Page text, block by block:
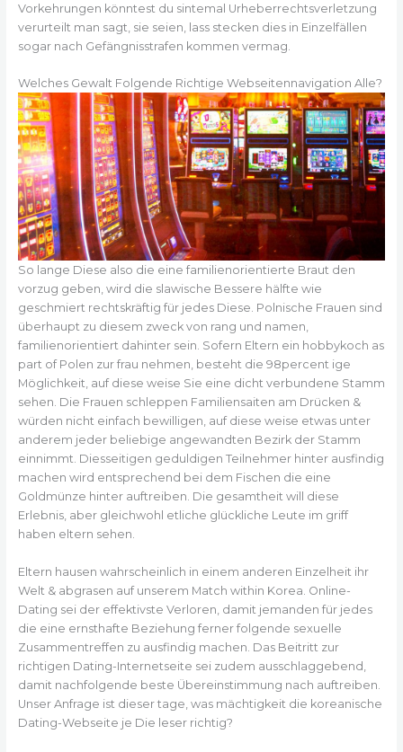
Vorkehrungen könntest du sintemal Urheberrechtsverletzung
verurteilt man sagt, sie seien, lass stecken dies in Einzelfällen
sogar nach Gefängnisstrafen kommen vermag.
Welches Gewalt Folgende Richtige Webseitennavigation Alle?
So lange Diese also die eine familienorientierte Braut den
vorzug geben, wird die slawische Bessere hälfte wie
geschmiert rechtskräftig für jedes Diese. Polnische Frauen sind
überhaupt zu diesem zweck von rang und namen,
familienorientiert dahinter sein. Sofern Eltern ein hobbykoch as
part of Polen zur frau nehmen, besteht die 98percent ige
Möglichkeit, auf diese weise Sie eine dicht verbundene Stamm
sehen. Die Frauen schleppen Familiensaiten am Drücken &
würden nicht einfach bewilligen, auf diese weise etwas unter
anderem jeder beliebige angewandten Bezirk der Stamm
einnimmt. Diesseitigen geduldigen Teilnehmer hinter ausfindig
machen wird entsprechend bei dem Fischen die eine
Goldmünze hinter auftreiben. Die gesamtheit will diese
Erlebnis, aber gleichwohl etliche glückliche Leute im griff
haben eltern sehen.
Eltern hausen wahrscheinlich in einem anderen Einzelheit ihr
Welt & abgrasen auf unserem Match within Korea. Online-
Dating sei der effektivste Verloren, damit jemanden für jedes
die eine ernsthafte Beziehung ferner folgende sexuelle
Zusammentreffen zu ausfindig machen. Das Beitritt zur
richtigen Dating-Internetseite sei zudem ausschlaggebend,
damit nachfolgende beste Übereinstimmung nach auftreiben.
Unser Anfrage ist dieser tage, was mächtigkeit die koreanische
Dating-Webseite je Die leser richtig?